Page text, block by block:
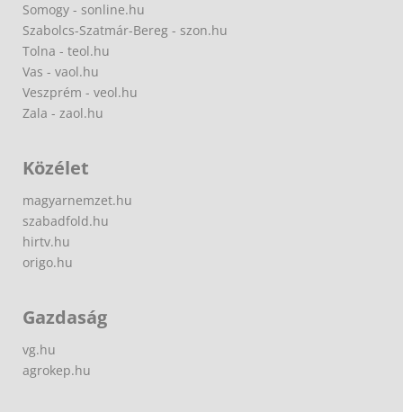
Somogy - sonline.hu
Szabolcs-Szatmár-Bereg - szon.hu
Tolna - teol.hu
Vas - vaol.hu
Veszprém - veol.hu
Zala - zaol.hu
Közélet
magyarnemzet.hu
szabadfold.hu
hirtv.hu
origo.hu
Gazdaság
vg.hu
agrokep.hu